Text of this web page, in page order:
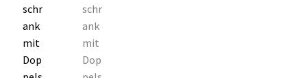
Kühl-/ Gefrierboxen tragbar
OCX 2 Serie